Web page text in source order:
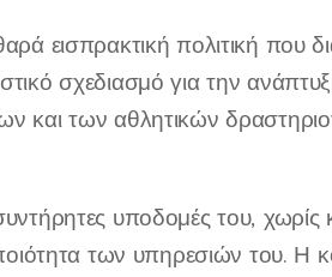
εισπρακτική πολιτική που
σχεδιασμό για την
και των αθλητικών
υποδομές του, χωρίς
των υπηρεσιών του. Η